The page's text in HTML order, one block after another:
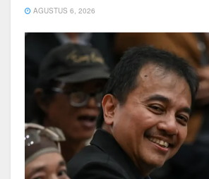
AGUSTUS 6, 2026